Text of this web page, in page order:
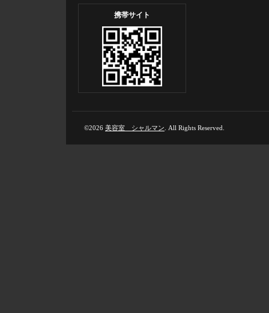
携帯サイト
©2026 美容室 シャルマン . All Rights Reserved.